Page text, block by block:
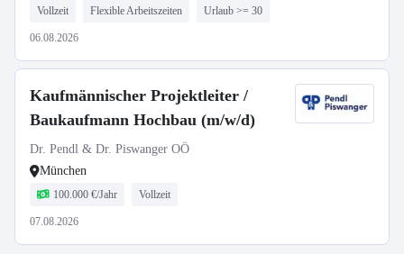
Vollzeit Flexible Arbeitszeiten Urlaub >= 30
06.08.2026
Kaufmännischer Projektleiter /
Baukaufmann Hochbau (m/w/d)
Dr. Pendl & Dr. Piswanger OÖ
München
100.000 €/Jahr Vollzeit
07.08.2026